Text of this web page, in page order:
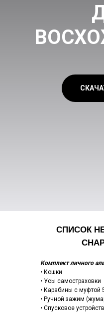
СПИСОК
Комплект личного
• Кошки
• Усы самостраховки
• Карабины с муфтой
• Ручной зажим
• Спусковое